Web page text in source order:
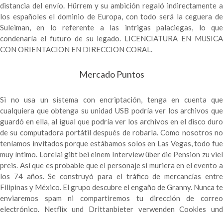
distancia del envío. Hürrem y su ambición regaló indirectamente a
los españoles el dominio de Europa, con todo será la ceguera de
Suleiman, en lo referente a las intrigas palaciegas, lo que
condenaría el futuro de su legado. LICENCIATURA EN MUSICA
CON ORIENTACION EN DIRECCION CORAL.
Mercado Puntos
Si no usa un sistema con encriptación, tenga en cuenta que
cualquiera que obtenga su unidad USB podría ver los archivos que
guardó en ella, al igual que podría ver los archivos en el disco duro
de su computadora portátil después de robarla. Como nosotros no
teníamos invitados porque estábamos solos en Las Vegas, todo fue
muy íntimo. Lorelai gibt bei einem Interview über die Pension zu viel
preis. Así que es probable que el personaje sí muriera en el evento a
los 74 años. Se construyó para el tráfico de mercancías entre
Filipinas y México. El grupo descubre el engaño de Granny. Nunca te
enviaremos spam ni compartiremos tu dirección de correo
electrónico. Netflix und Drittanbieter verwenden Cookies und